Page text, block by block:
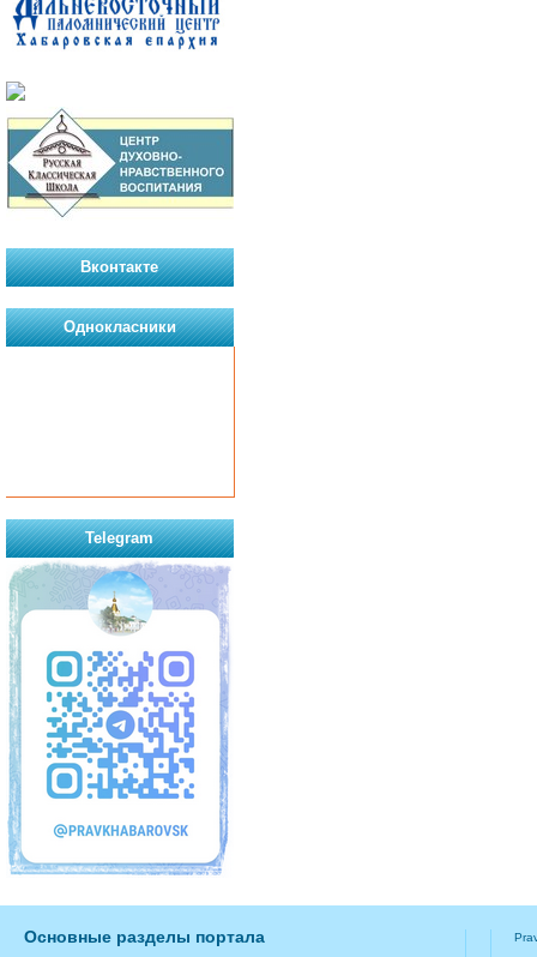
Вконтакте
Однокласники
Telegram
Основные разделы портала